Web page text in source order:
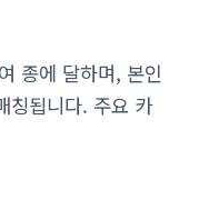
종에 달하며, 본인
칭됩니다. 주요 카